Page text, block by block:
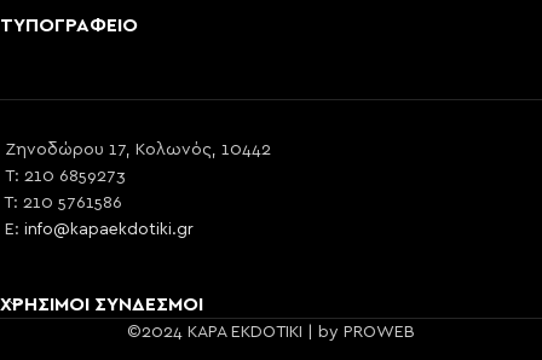
ΤΥΠΟΓΡΑΦΕΙΟ
Ζηνοδώρου 17, Κολωνός, 10442
T: 210 6859273
T: 210 5761586
E: info@kapaekdotiki.gr
ΧΡΗΣΙΜΟΙ ΣΥΝΔΕΣΜΟΙ
©2024 KAPA EKDOTIKI | by PROWEB